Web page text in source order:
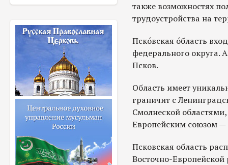
также возможностях
трудоустройства на
Пско́вская о́бласть
федерального округа.
Псков.
Область имеет
граничит с
Смолнеской
Европейским союзом —
Псковская область
Восточно-